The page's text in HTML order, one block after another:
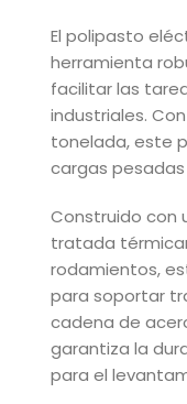
El polipasto
herramienta
facilitar las
industriales.
tonelada, este
cargas
Construido con
tratada
rodamientos,
para soportar
cadena de
garantiza la
para el